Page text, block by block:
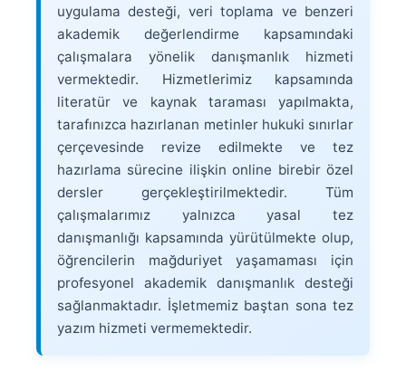
uygulama desteği, veri toplama ve benzeri
akademik değerlendirme kapsamındaki
çalışmalara yönelik danışmanlık hizmeti
vermektedir. Hizmetlerimiz kapsamında
literatür ve kaynak taraması yapılmakta,
tarafınızca hazırlanan metinler hukuki sınırlar
çerçevesinde revize edilmekte ve tez
hazırlama sürecine ilişkin online birebir özel
dersler gerçekleştirilmektedir. Tüm
çalışmalarımız yalnızca yasal tez
danışmanlığı kapsamında yürütülmekte olup,
öğrencilerin mağduriyet yaşamaması için
profesyonel akademik danışmanlık desteği
sağlanmaktadır. İşletmemiz baştan sona tez
yazım hizmeti vermemektedir.